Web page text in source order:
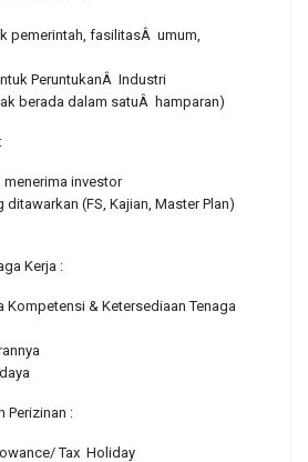
pemerintah, fasilitasÂ umum,
PeruntukanÂ Industri
berada dalam satuÂ hamparan)
menerima investor
ditawarkan (FS, Kajian, Master Plan)
Kerja :
Kompetensi & Ketersediaan Tenaga
Perizinan :
Tax Holiday